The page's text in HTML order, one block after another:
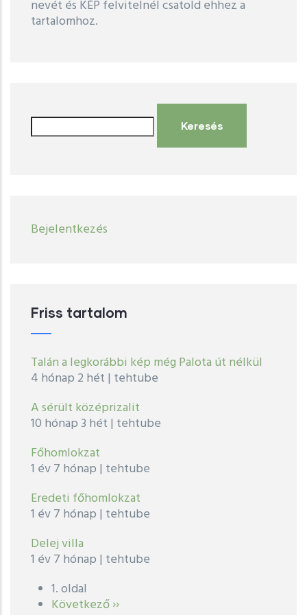
nevét és KÉP felvitelnél csatold ehhez a
tartalomhoz.
User
account
Bejelentkezés
Friss tartalom
Talán a legkorábbi kép még Palota út nélkül
4 hónap 2 hét | tehtube
A sérült középrizalit
10 hónap 3 hét | tehtube
Főhomlokzat
1 év 7 hónap | tehtube
Eredeti főhomlokzat
1 év 7 hónap | tehtube
Delej villa
1 év 7 hónap | tehtube
Oldalszámozás
1. oldal
Következő
Következő ››